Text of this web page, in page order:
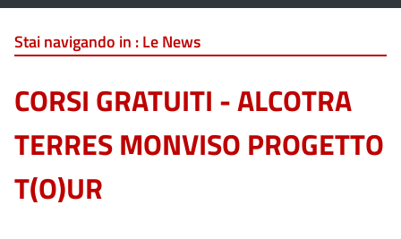
Stai navigando in :Le News
CORSI GRATUITI - ALCOTRA
TERRES MONVISO PROGETTO
T(O)UR